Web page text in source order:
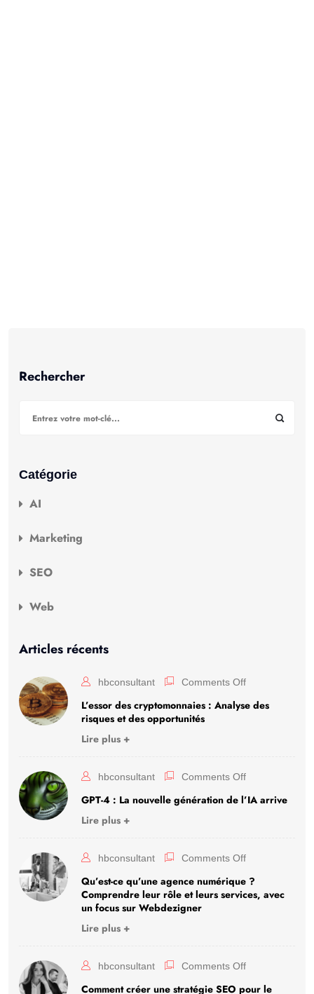
Rechercher
Catégorie
AI
Marketing
SEO
Web
Articles récents
hbconsultant Comments Off
L’essor des cryptomonnaies : Analyse des
risques et des opportunités
Lire plus +
hbconsultant Comments Off
GPT-4 : La nouvelle génération de l’IA arrive
Lire plus +
hbconsultant Comments Off
Qu’est-ce qu’une agence numérique ?
Comprendre leur rôle et leurs services, avec
un focus sur Webdezigner
Lire plus +
hbconsultant Comments Off
Comment créer une stratégie SEO pour le